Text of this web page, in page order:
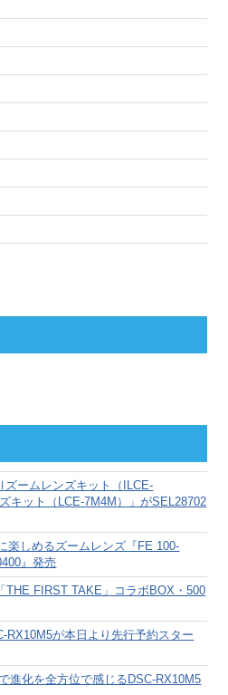
ームレンズキット（ILCE-
キット（LCE-7M4M）」がSEL28702
楽しめるズームレンズ『FE 100-
』発売
THE FIRST TAKE」コラボBOX・500
RX10M5が本日より先行予約スター
進化を全方位で感じるDSC-RX10M5